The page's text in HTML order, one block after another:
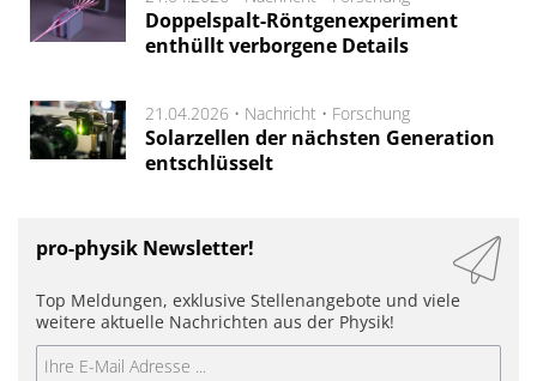
Doppelspalt-Röntgenexperiment
enthüllt verborgene Details
21.04.2026 • Nachricht • Forschung
Solarzellen der nächsten Generation
entschlüsselt
pro-physik Newsletter!
Top Meldungen, exklusive Stellenangebote und viele
weitere aktuelle Nachrichten aus der Physik!